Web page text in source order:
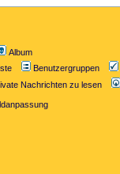
Album
Benutzergruppen
Nachrichten zu lesen